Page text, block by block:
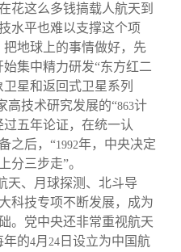
花这么多钱搞载人航天到
水平也难以支撑这个项
把地球上的事情做好，先
集中精力研发“东方红二
星和返回式卫星系列
高技术研究发展的“863计
五年论证，在统一认
之后，“1992年，中央决定
分三步走”。
天、月球探测、北斗导
科技专项不断发展，成为
。党中央还非常重视航天
年的4月 24 日设立为中国航